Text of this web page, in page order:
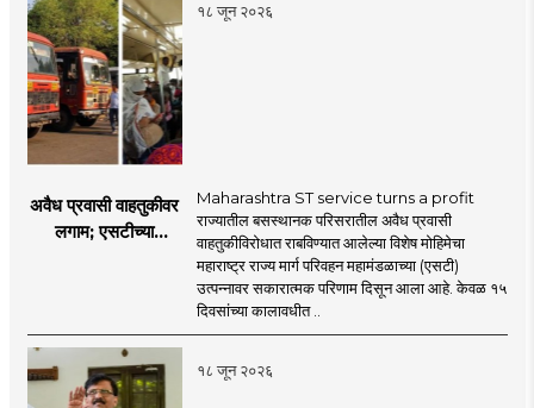
१८ जून २०२६
अवैध प्रवासी वाहतुकीवर
लगाम; एसटीच्या
Maharashtra ST service turns a profit
राज्यातील बसस्थानक परिसरातील अवैध प्रवासी
वाहतुकीविरोधात राबविण्यात आलेल्या विशेष मोहिमेचा
महाराष्ट्र राज्य मार्ग परिवहन महामंडळाच्या (एसटी)
उत्पन्नावर सकारात्मक परिणाम दिसून आला आहे. केवळ १५
दिवसांच्या कालावधीत ..
१८ जून २०२६